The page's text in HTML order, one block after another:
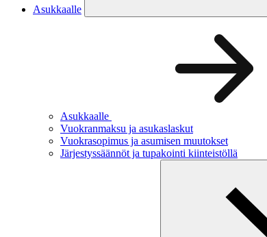
Asukkaalle
Asukkaalle
Vuokranmaksu ja asukaslaskut
Vuokrasopimus ja asumisen muutokset
Järjestyssäännöt ja tupakointi kiinteistöllä